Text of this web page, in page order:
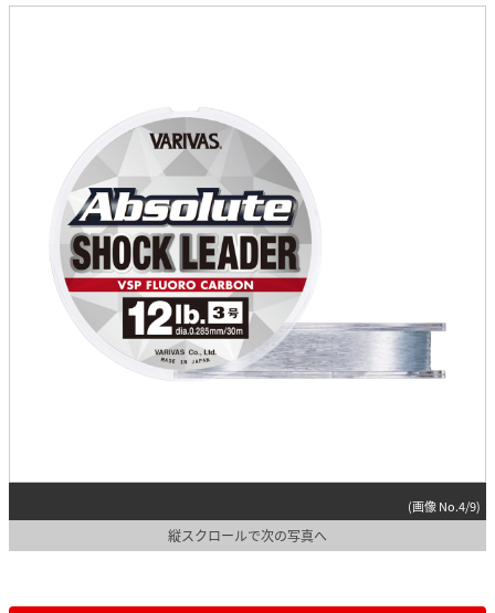
(画像 No.4/9)
縦スクロールで次の写真へ